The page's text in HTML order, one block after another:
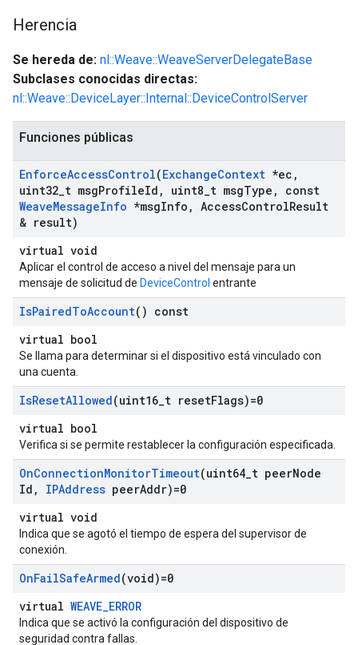
Herencia
Se hereda de: nl::Weave::WeaveServerDelegateBase
Subclases conocidas directas:
nl::Weave::DeviceLayer::Internal::DeviceControlServer
Funciones públicas
EnforceAccessControl(ExchangeContext *ec ,
uint32 t msgProfileId , uint8 t msgType ,
const
WeaveMessageInfo *msgInfo , AccessControlResult
& result)
virtual void
Aplicar el control de acceso a nivel del mensaje para un
mensaje de solicitud de DeviceControl entrante
IsPairedToAccount() const
virtual bool
Se llama para determinar si el dispositivo está vinculado con
una cuenta.
IsResetAllowed(uint16 t resetFlags)=0
virtual bool
Verifica si se permite restablecer la configuración especificada.
OnConnectionMonitorTimeout(uint64 t peerNode
Id , IPAddress peerAddr)=0
virtual void
Indica que se agotó el tiempo de espera del supervisor de
conexión.
OnFailSafeArmed(void)=0
virtual WEAVE_ERROR
Indica que se activó la configuración del dispositivo de
seguridad contra fallas.